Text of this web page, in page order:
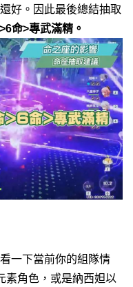
好。因此最後總結抽取
命>專武滿精。
一下當前你的組隊情
素角色，或是納西妲以